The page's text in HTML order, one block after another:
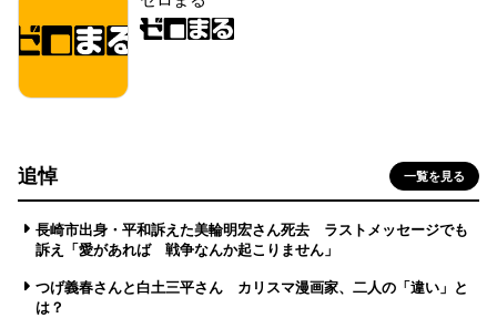
追悼 一覧を見る
長崎市出身・平和訴えた美輪明宏さん死去 ラストメッセージでも
訴え「愛があれば 戦争なんか起こりません」
つげ義春さんと白土三平さん カリスマ漫画家、二人の「違い」と
は？